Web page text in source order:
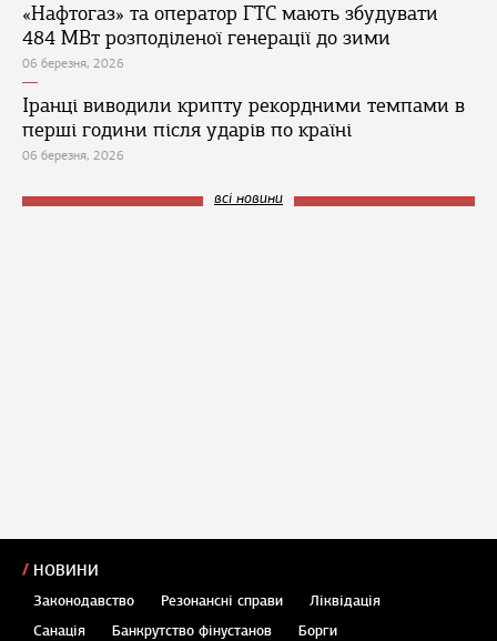
«Нафтогаз» та оператор ГТС мають збудувати
484 МВт розподіленої генерації до зими
06 березня, 2026
Іранці виводили крипту рекордними темпами в
перші години після ударів по країні
06 березня, 2026
всі новини
НОВИНИ
Законодавство Резонансні справи
Ліквідація
Санація
Банкрутство фінустанов
Борги